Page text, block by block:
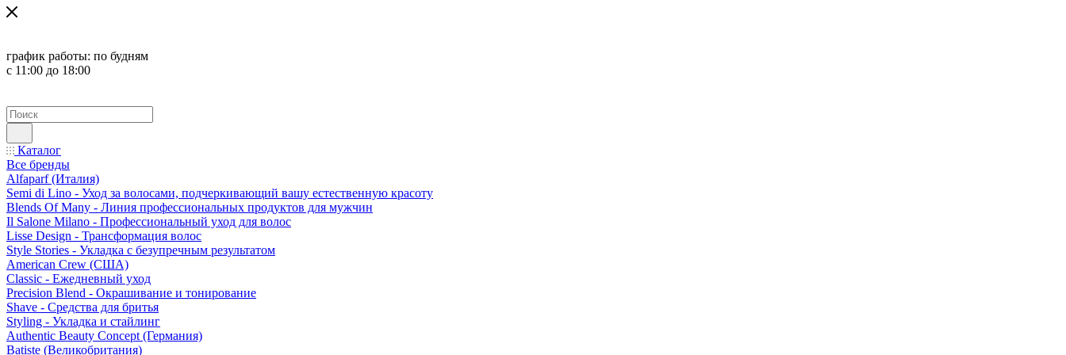
график работы: по будням
с 11:00 до 18:00
Каталог
Все бренды
Alfaparf (Италия)
Semi di Lino - Уход за волосами, подчеркивающий вашу естественную красоту
Blends Of Many - Линия профессиональных продуктов для мужчин
Il Salone Milano - Профессиональный уход для волос
Lisse Design - Трансформация волос
Style Stories - Укладка с безупречным результатом
American Crew (США)
Classic - Ежедневный уход
Precision Blend - Окрашивание и тонирование
Shave - Средства для бритья
Styling - Укладка и стайлинг
Authentic Beauty Concept (Германия)
Batiste (Великобритания)